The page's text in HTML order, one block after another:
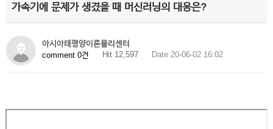
가속기에 문제가 생겼을 때 머신러닝의 대응은?
아시아태평양이론물리센터
comment 0건
Hit 12,597 Date 20-06-02 16:02